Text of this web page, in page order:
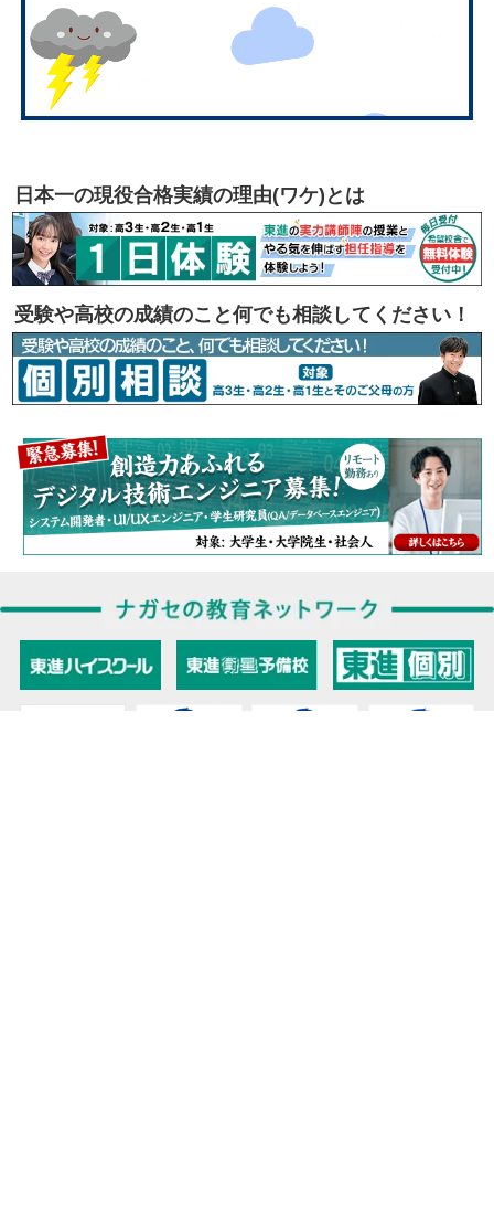
日本一の現役合格実績の理由(ワケ)とは
受験や高校の成績のこと何でも相談してください！